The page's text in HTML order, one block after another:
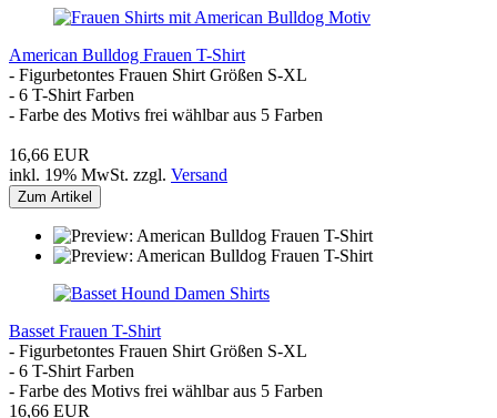
American Bulldog Frauen T-Shirt
- Figurbetontes Frauen Shirt Größen S-XL
- 6 T-Shirt Farben
- Farbe des Motivs frei wählbar aus 5 Farben
16,66 EUR
inkl. 19% MwSt. zzgl. Versand
Zum Artikel
Basset Frauen T-Shirt
- Figurbetontes Frauen Shirt Größen S-XL
- 6 T-Shirt Farben
- Farbe des Motivs frei wählbar aus 5 Farben
16,66 EUR